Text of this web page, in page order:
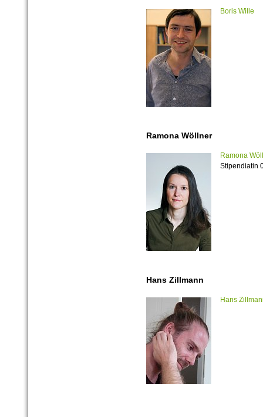
Boris Wille
Ramona Wöllner
Ramona
Stipendiatin
Hans Zillmann
Hans